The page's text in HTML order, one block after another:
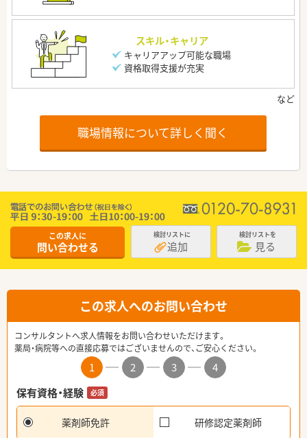
スキル・キャリア
キャリアアップ可能な職場
資格取得支援が充実
職場情報について詳しく聞く
この求人に
問い合わせる
検討リストに
追加
検討リストを
見る
この求人へのお問い合わせ
コンサルタントへ求人情報をお問い合わせいただけます。
薬局・病院等への直接応募ではございませんので、ご安心ください。
1 2 3
4
保有資格・経験
必須
薬剤師免許 研修認定薬剤師